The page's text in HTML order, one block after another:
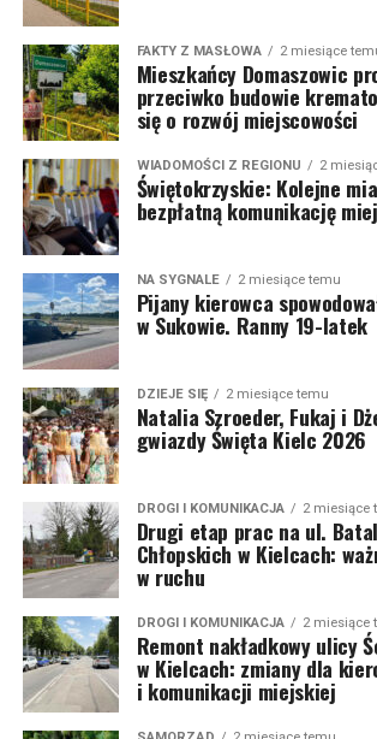
FAKTY Z MASŁOWA 2 miesiące
Mieszkańcy Domaszowic
przeciwko budowie
się o rozwój miejscowości
WIADOMOŚCI Z REGIONU 2
Świętokrzyskie: Kolejne
bezpłatną komunikację
NA SYGNALE 2 miesiące temu
Pijany kierowca
w Sukowie. Ranny 19-latek
DZIEJE SIĘ 2 miesiące temu
Natalia Szroeder, Fukaj i
gwiazdy Święta Kielc 2026
DROGI I KOMUNIKACJA 2 miesiące
Drugi etap prac na ul.
Chłopskich w Kielcach:
w ruchu
DROGI I KOMUNIKACJA 2 miesiące
Remont nakładkowy ulicy
w Kielcach: zmiany dla
i komunikacji miejskiej